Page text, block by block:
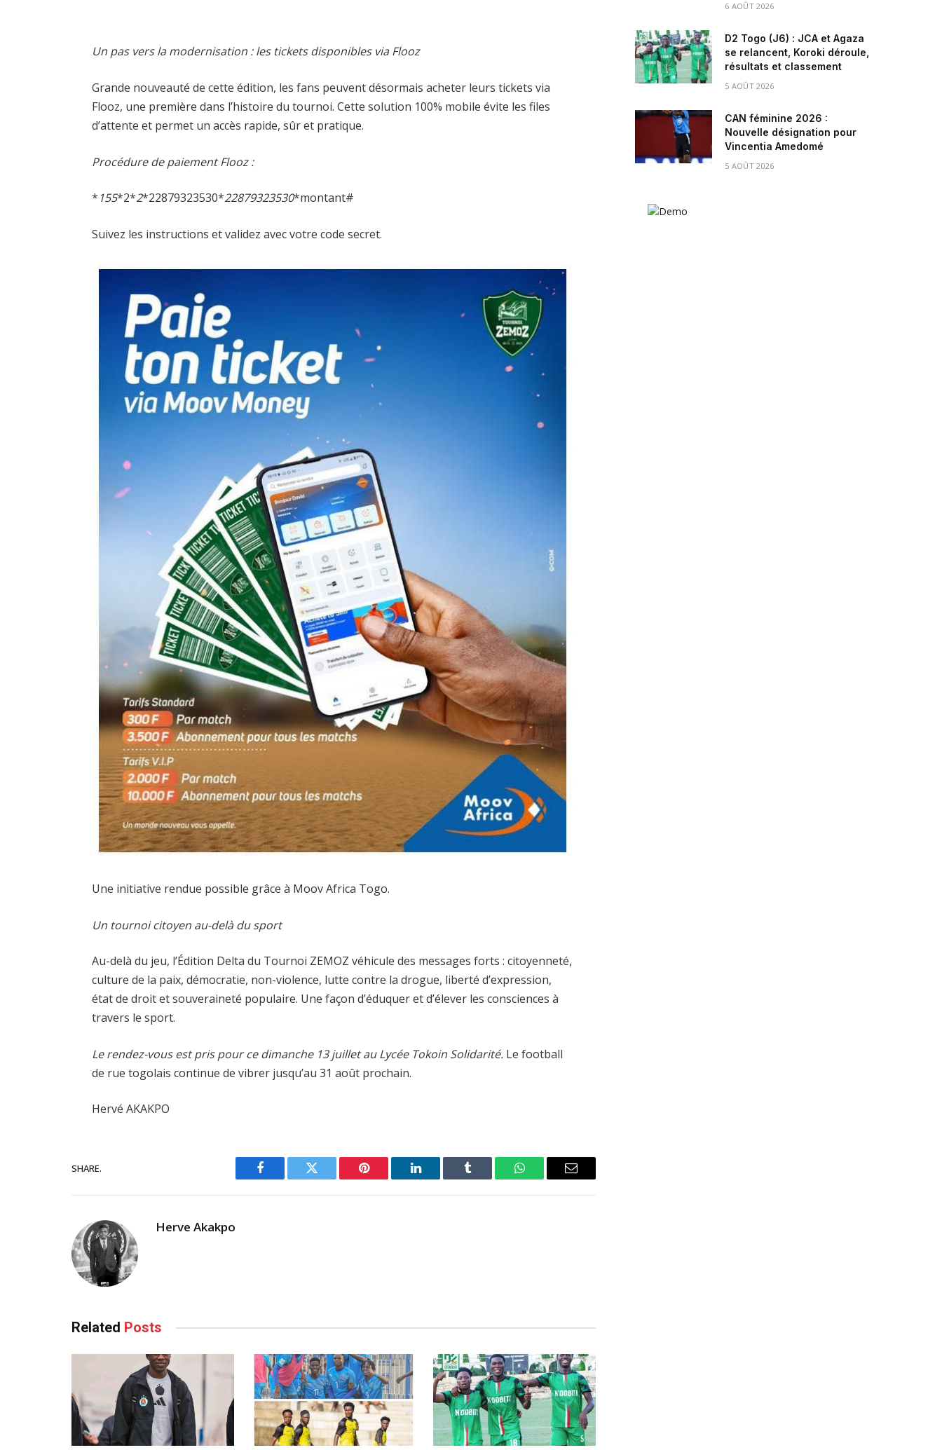
Un pas vers la modernisation : les tickets disponibles via Flooz
Grande nouveauté de cette édition, les fans peuvent désormais acheter leurs tickets via
Flooz, une première dans l’histoire du tournoi. Cette solution 100% mobile évite les files
d’attente et permet un accès rapide, sûr et pratique.
Procédure de paiement Flooz :
* 155*2*2*22879323530*22879323530*montant#
Suivez les instructions et validez avec votre code secret.
Une initiative rendue possible grâce à Moov Africa Togo.
Un tournoi citoyen au-delà du sport
Au-delà du jeu, l’Édition Delta du Tournoi ZEMOZ véhicule des messages forts : citoyenneté,
culture de la paix, démocratie, non-violence, lutte contre la drogue, liberté d’expression,
état de droit et souveraineté populaire. Une façon d’éduquer et d’élever les consciences à
travers le sport.
Le rendez-vous est pris pour ce dimanche 13 juillet au Lycée Tokoin Solidarité. Le football
de rue togolais continue de vibrer jusqu’au 31 août prochain.
Hervé AKAKPO
SHARE.
Facebook Twitter Pinterest LinkedIn Tumblr WhatsAppEmail
Herve Akakpo
Related Posts
6 AOÛT 2026
D2 Togo (J6) : JCA et Agaza
se relancent, Koroki déroule,
résultats et classement
5 AOÛT 2026
CAN féminine 2026 :
Nouvelle désignation pour
Vincentia Amedomé
5 AOÛT 2026